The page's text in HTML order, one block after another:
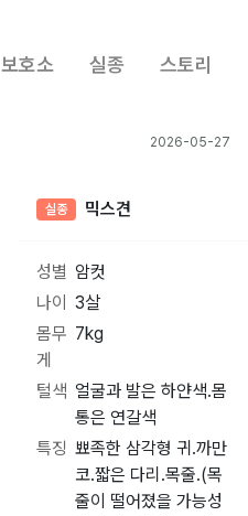
보호소 실종 스토리
2026-05-27
실종 믹스견
성별 암컷
나이
3살
몸무
게
7kg
털색 얼굴과 발은 하얀색.몸
통은 연갈색
특징 뾰족한 삼각형 귀.까만
코.짧은 다리.목줄.(목
줄이 떨어졌을 가능성